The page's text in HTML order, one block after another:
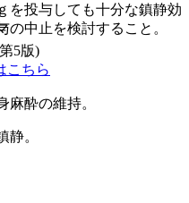
を投与しても十分な鎮静効
中止を検討すること。
酔の維持。
。
5版)
こちら